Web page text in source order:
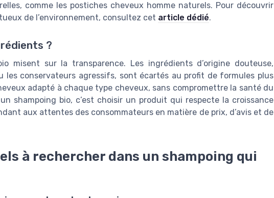
comme les postiches cheveux homme naturels. Pour découvrir
de l’environnement, consultez cet article dédié.
?
misent sur la transparence. Les ingrédients d’origine douteuse,
les conservateurs agressifs, sont écartés au profit de formules plus
adapté à chaque type cheveux, sans compromettre la santé du
shampoing bio, c’est choisir un produit qui respecte la croissance
aux attentes des consommateurs en matière de prix, d’avis et de
à rechercher dans un shampoing qui